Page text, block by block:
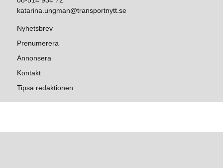
katarina.ungman@transportnytt.se
Nyhetsbrev
Prenumerera
Annonsera
Kontakt
Tipsa redaktionen